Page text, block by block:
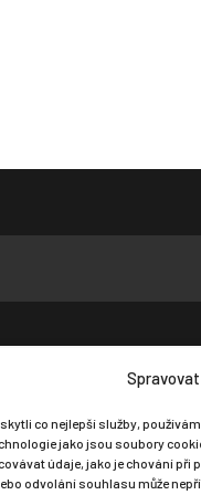
co nejlepší služby,
jako jsou soubory
údaje, jako je chování při
odvolání souhlasu může